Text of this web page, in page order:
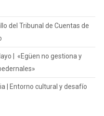
del Tribunal de Cuentas de
| «Egüen no gestiona y
| Entorno cultural y desafío